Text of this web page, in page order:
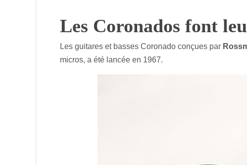
Les Coronados font
Les guitares et basses Coronado conçues par
micros, a été lancée en 1967.